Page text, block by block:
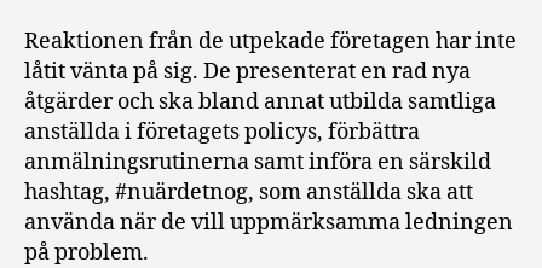
Reaktionen från de utpekade företagen har inte
låtit vänta på sig. De presenterat en rad nya
åtgärder och ska bland annat utbilda samtliga
anställda i företagets policys, förbättra
anmälningsrutinerna samt införa en särskild
hashtag, #nuärdetnog, som anställda ska att
använda när de vill uppmärksamma ledningen
på problem.